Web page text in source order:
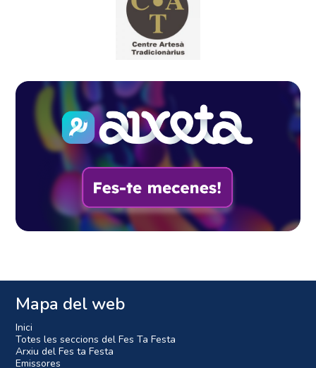
Mapa del web
Inici
Totes les seccions del Fes Ta Festa
Arxiu del Fes ta Festa
Emissores